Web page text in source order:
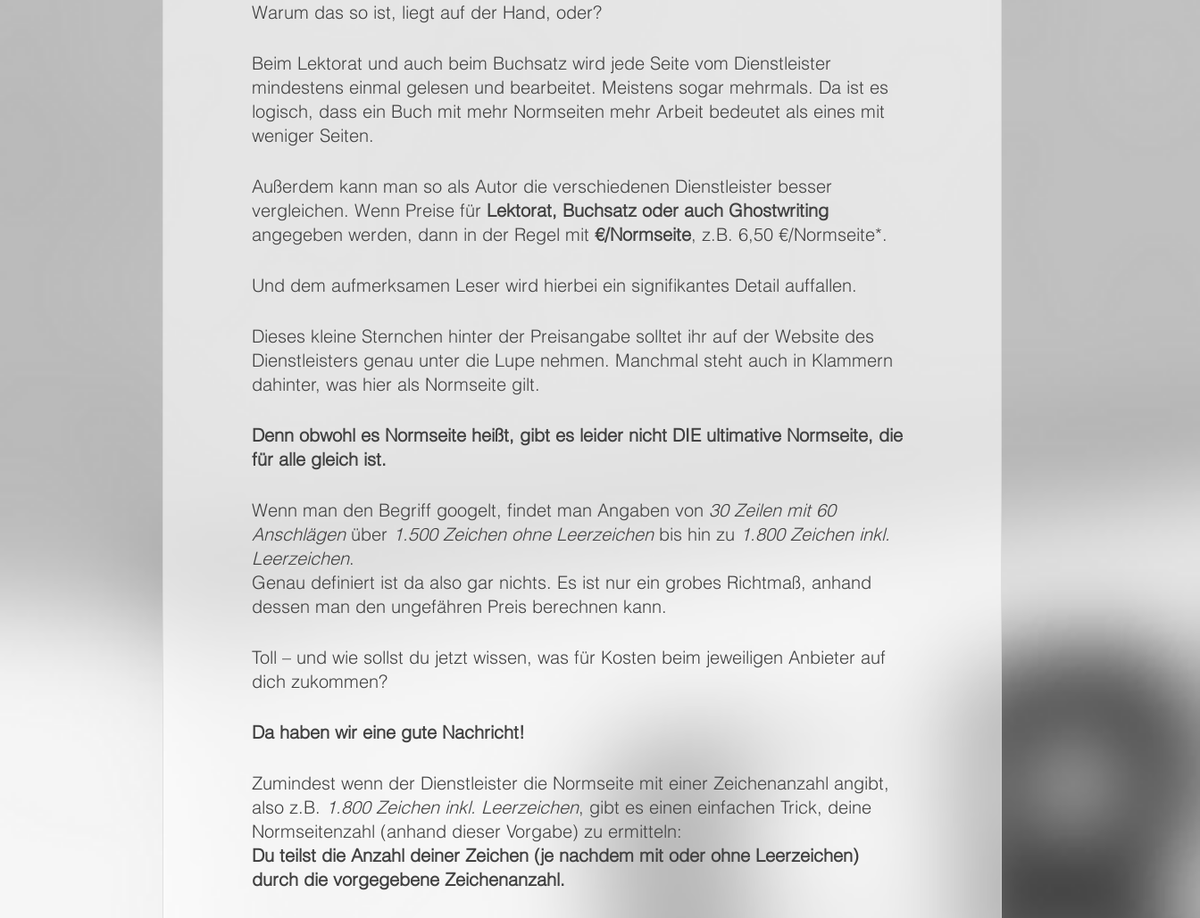
Warum das so ist, liegt auf der Hand, oder?
Beim Lektorat und auch beim Buchsatz wird jede Seite vom Dienstleister
mindestens einmal gelesen und bearbeitet. Meistens sogar mehrmals. Da ist es
logisch, dass ein Buch mit mehr Normseiten mehr Arbeit bedeutet als eines mit
weniger Seiten.
Außerdem kann man so als Autor die verschiedenen Dienstleister besser
vergleichen. Wenn Preise für Lektorat, Buchsatz oder auch Ghostwriting
angegeben werden, dann in der Regel mit €/Normseite, z.B. 6,50 €/Normseite*.
Und dem aufmerksamen Leser wird hierbei ein signifikantes Detail auffallen.
Dieses kleine Sternchen hinter der Preisangabe solltet ihr auf der Website des
Dienstleisters genau unter die Lupe nehmen. Manchmal steht auch in Klammern
dahinter, was hier als Normseite gilt.
Denn obwohl es Normseite heißt, gibt es leider nicht DIE ultimative Normseite, die
für alle gleich ist.
Wenn man den Begriff googelt, findet man Angaben von 30 Zeilen mit 60
Anschlägen über 1.500 Zeichen ohne Leerzeichen bis hin zu 1.800 Zeichen inkl.
Leerzeichen.
Genau definiert ist da also gar nichts. Es ist nur ein grobes Richtmaß, anhand
dessen man den ungefähren Preis berechnen kann.
Toll – und wie sollst du jetzt wissen, was für Kosten beim jeweiligen Anbieter auf
dich zukommen?
Da haben wir eine gute Nachricht!
Zumindest wenn der Dienstleister die Normseite mit einer Zeichenanzahl angibt,
also z.B. 1.800 Zeichen inkl. Leerzeichen, gibt es einen einfachen Trick, deine
Normseitenzahl (anhand dieser Vorgabe) zu ermitteln:
Du teilst die Anzahl deiner Zeichen (je nachdem mit oder ohne Leerzeichen)
durch die vorgegebene Zeichenanzahl.